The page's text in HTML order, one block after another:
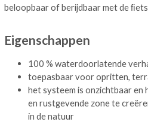
beloopbaar of berijdbaar met de
Eigenschappen
100 % waterdoorlatende
toepasbaar voor opritten,
het systeem is onzichtbaar
en rustgevende zone te
in de natuur